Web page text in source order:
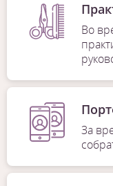
Во
За